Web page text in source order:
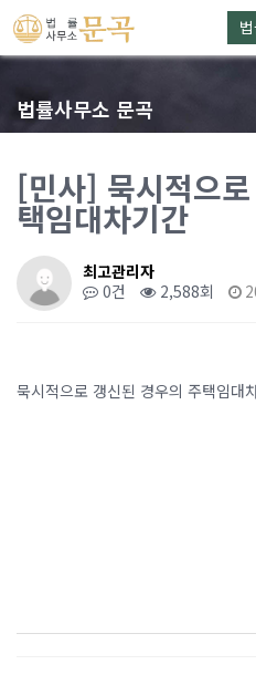
법률사무소 문곡
[민사] 묵시적으
택임대차기간
최고관리자
0건
2,588회
묵시적으로 갱신된 경우의 주택임대